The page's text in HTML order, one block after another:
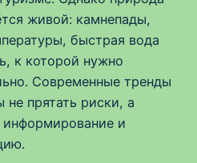
живой: камнепады,
быстрая вода
к которой нужно
Современные тренды
не прятать риски, а
информирование и